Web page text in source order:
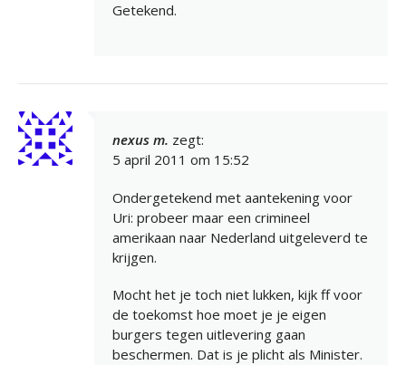
Getekend.
nexus m. zegt:
5 april 2011 om 15:52
Ondergetekend met aantekening voor
Uri: probeer maar een crimineel
amerikaan naar Nederland uitgeleverd te
krijgen.
Mocht het je toch niet lukken, kijk ff voor
de toekomst hoe moet je je eigen
burgers tegen uitlevering gaan
beschermen. Dat is je plicht als Minister.